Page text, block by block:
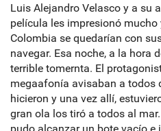
Luis Alejandro Velasco y a su
película les impresionó
Colombia se quedarían con
navegar. Esa noche, a la hora
terrible tomernta. El
megaafonía avisaban a todos
hicieron y una vez allí,
gran ola los tiró a todos al